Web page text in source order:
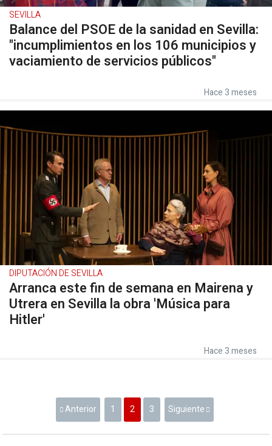
SEVILLA
Balance del PSOE de la sanidad en Sevilla:
"incumplimientos en los 106 municipios y
vaciamiento de servicios públicos"
Hace 3 meses
DIPUTACIÓN DE SEVILLA
Arranca este fin de semana en Mairena y
Utrera en Sevilla la obra 'Música para
Hitler'
Hace 3 meses
Anterior 1 2 3 Siguiente